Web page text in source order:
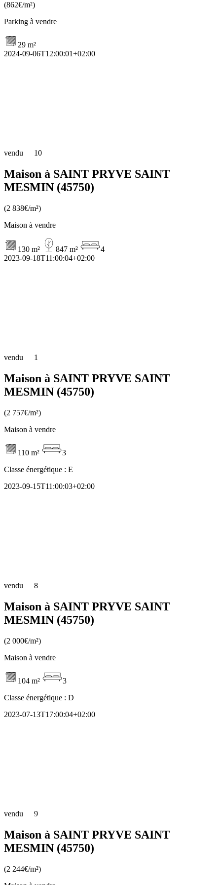
(862€/m²)
Parking à vendre
29 m²
2024-09-06T12:00:01+02:00
vendu 10
Maison à SAINT PRYVE SAINT
MESMIN (45750)
(2 838€/m²)
Maison à vendre
130 m² 847 m²
4
2023-09-18T11:00:04+02:00
vendu 1
Maison à SAINT PRYVE SAINT
MESMIN (45750)
(2 757€/m²)
Maison à vendre
110 m²
3
Classe énergétique : E
2023-09-15T11:00:03+02:00
vendu 8
Maison à SAINT PRYVE SAINT
MESMIN (45750)
(2 000€/m²)
Maison à vendre
104 m²
3
Classe énergétique : D
2023-07-13T17:00:04+02:00
vendu 9
Maison à SAINT PRYVE SAINT
MESMIN (45750)
(2 244€/m²)